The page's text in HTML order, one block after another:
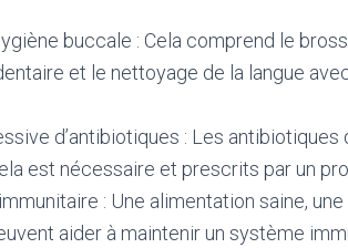
buccale : Cela comprend le
et le nettoyage de la langue
d’antibiotiques : Les
est nécessaire et prescrits par un
: Une alimentation saine,
aider à maintenir un système